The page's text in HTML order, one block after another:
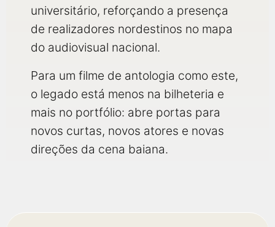
universitário, reforçando a presença
de realizadores nordestinos no mapa
do audiovisual nacional.
Para um filme de antologia como este,
o legado está menos na bilheteria e
mais no portfólio: abre portas para
novos curtas, novos atores e novas
direções da cena baiana.